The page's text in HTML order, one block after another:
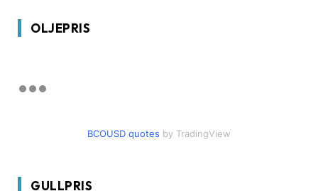
OLJEPRIS
BCOUSD quotes by TradingView
GULLPRIS